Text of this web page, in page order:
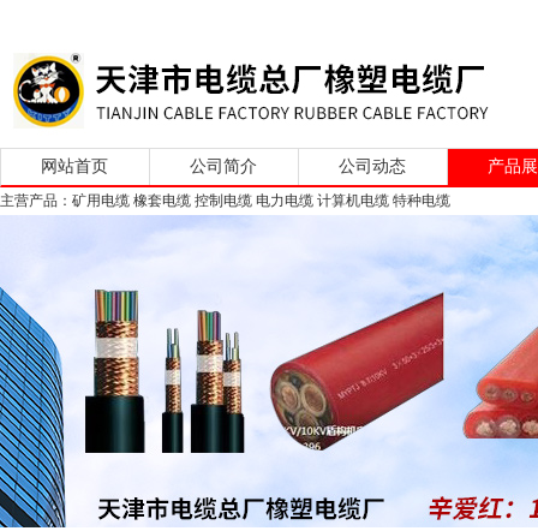
网站首页 公司简介 公司动态 产品
主营产品：矿用电缆 橡套电缆 控制电缆 电力电缆 计算机电缆 特种电缆